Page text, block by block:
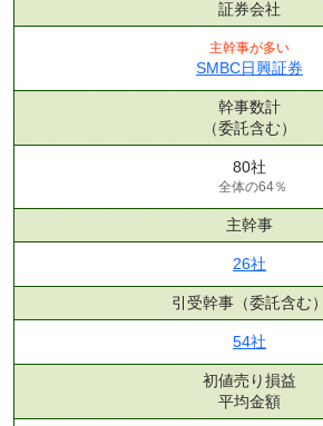
証券会社
主幹事が多い
SMBC日興証券
幹事数計
（委託含む）
80社
全体の64％
主幹事
26社
引受幹事 （委託含む）
54社
初値売り損益
平均金額